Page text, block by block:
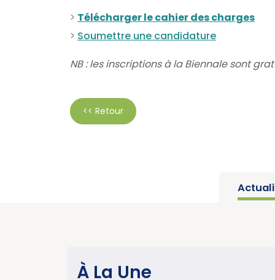
> Télécharger le cahier des charges
> Soumettre une candidature
NB : les inscriptions à la Biennale sont
<< Retour
À La Une
Parution du rapport d’activité 2025 «